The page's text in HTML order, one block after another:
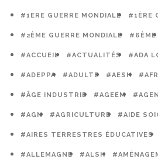
#1ERE GUERRE MONDIALE #1ÈRE
#2ÈME GUERRE MONDIALE #6ÈME
#ACCUEIL #ACTUALITÉS #ADA
#ADEPPA #ADULTE #AESH
#ÂGE INDUSTRIE #AGEEM
#AGN #AGRICULTURE #AIDE
#AIRES TERRESTRES ÉDUCATIVES
#ALLEMAGNE #ALSH